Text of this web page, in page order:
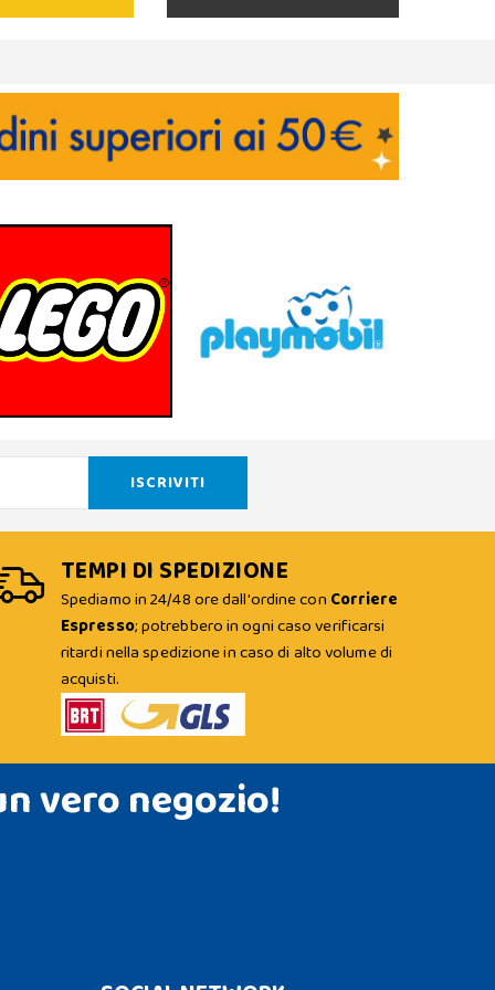
TEMPI DI SPEDIZIONE
Spediamo in 24/48 ore dall'ordine con Corriere
Espresso; potrebbero in ogni caso verificarsi
ritardi nella spedizione in caso di alto volume di
acquisti.
vero negozio!